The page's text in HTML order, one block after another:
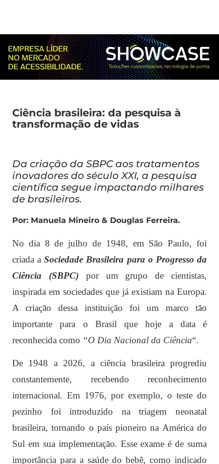
Ciência brasileira: da pesquisa à
transformação de vidas
Da criação da SBPC aos tratamentos
inovadores do século XXI, a pesquisa
científica segue impactando milhares
de brasileiros.
Por: Manuela Mineiro & Douglas Ferreira.
No dia 8 de julho de 1948, em São Paulo, foi
criada aSociedade Brasileira para o Progresso da
Ciência (SBPC) por um grupo de cientistas,
inspirada em sociedades que já existiam na Europa.
A criação dessa instituição foi um marco tão
importante para o Brasil que hoje a data é
reconhecida como “O Dia Nacional da Ciência“.
De 1948 a 2026, a ciência brasileira progrediu
constantemente, recebendo reconhecimento
internacional. Em 1976, por exemplo, o teste do
pezinho foi introduzido na triagem neonatal
brasileira, tornando o país pioneiro na América do
Sul em sua implementação. Esse exame é de suma
importância para a saúde do bebê, como indicado